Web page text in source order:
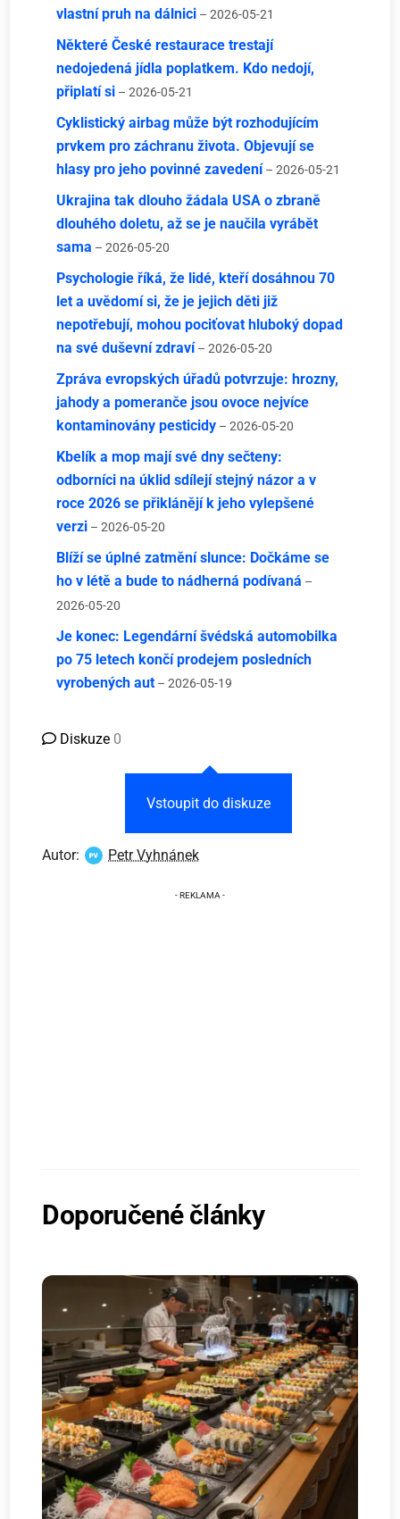
vlastní pruh na dálnici – 2026-05-21
Některé České restaurace trestají
nedojedená jídla poplatkem. Kdo nedojí,
připlatí si – 2026-05-21
Cyklistický airbag může být rozhodujícím
prvkem pro záchranu života. Objevují se
hlasy pro jeho povinné zavedení – 2026-05-21
Ukrajina tak dlouho žádala USA o zbraně
dlouhého doletu, až se je naučila vyrábět
sama – 2026-05-20
Psychologie říká, že lidé, kteří dosáhnou 70
let a uvědomí si, že je jejich děti již
nepotřebují, mohou pociťovat hluboký dopad
na své duševní zdraví – 2026-05-20
Zpráva evropských úřadů potvrzuje: hrozny,
jahody a pomeranče jsou ovoce nejvíce
kontaminovány pesticidy – 2026-05-20
Kbelík a mop mají své dny sečteny:
odborníci na úklid sdílejí stejný názor a v
roce 2026 se přiklánějí k jeho vylepšené
verzi – 2026-05-20
Blíží se úplné zatmění slunce: Dočkáme se
ho v létě a bude to nádherná podívaná –
2026-05-20
Je konec: Legendární švédská automobilka
po 75 letech končí prodejem posledních
vyrobených aut – 2026-05-19
Diskuze 0
Vstoupit do diskuze
Autor: Petr Vyhnánek
Doporučené články